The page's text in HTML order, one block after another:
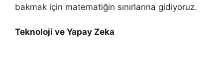
bakmak için matematiğin sınırlarına gidiyoruz.
Teknoloji ve Yapay Zeka